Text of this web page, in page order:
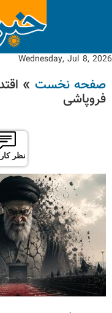
Wednesday, Jul 8, 2026
صفحه نخست »
فروپاشی
نظر